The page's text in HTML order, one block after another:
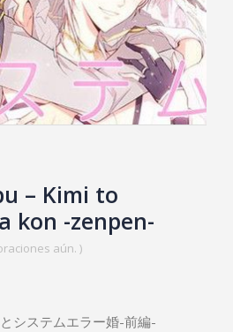
– Kimi to
kon -zenpen-
aún. )
システムエラー婚-前編-